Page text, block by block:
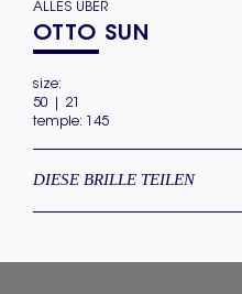
ALLES ÜBER
OTTO SUN
size:
50 | 21
temple: 145
DIESE BRILLE TEILEN